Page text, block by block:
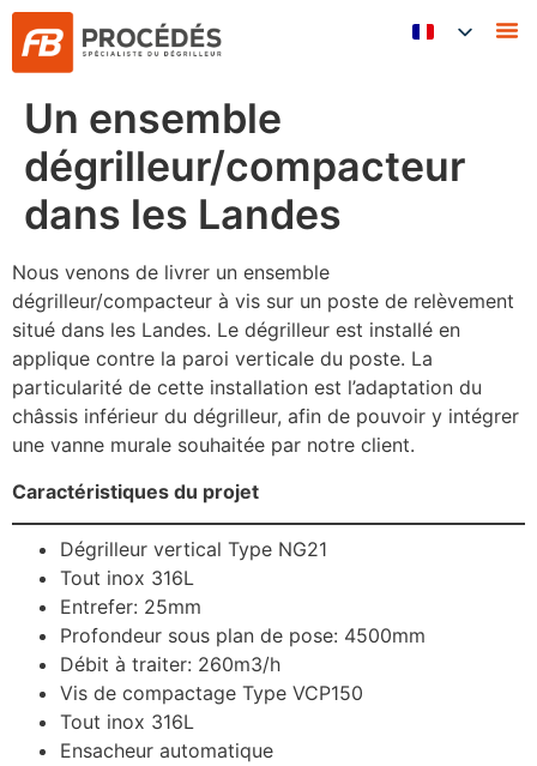
Un ensemble
dégrilleur/compacteur
dans les Landes
Nous venons de livrer un ensemble
dégrilleur/compacteur à vis sur un poste de relèvement
situé dans les Landes. Le dégrilleur est installé en
applique contre la paroi verticale du poste. La
particularité de cette installation est l’adaptation du
châssis inférieur du dégrilleur, afin de pouvoir y intégrer
une vanne murale souhaitée par notre client.
Caractéristiques du projet
Dégrilleur vertical Type NG21
Tout inox 316L
Entrefer: 25mm
Profondeur sous plan de pose: 4500mm
Débit à traiter: 260m3/h
Vis de compactage Type VCP150
Tout inox 316L
Ensacheur automatique